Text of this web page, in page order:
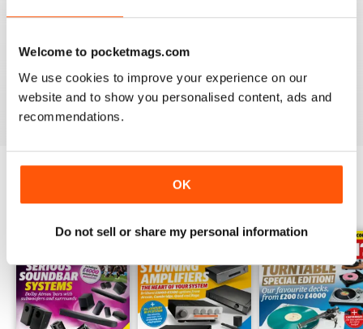
Welcome to pocketmags.com
We use cookies to improve your experience on our
website and to show you personalised content, ads and
recommendations.
OK
Do not sell or share my personal information
Hi-Fi?- download the latest magazine to your device and
enjoy immediately today!
EDIZIONI INDIETRO Visualizza tutti